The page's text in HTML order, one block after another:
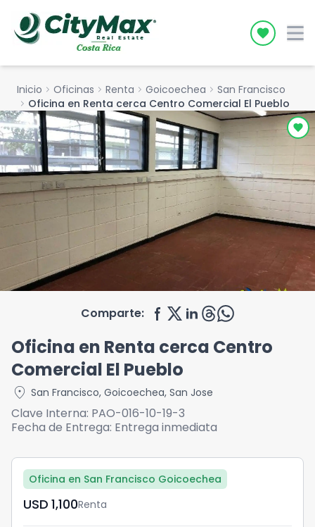
Icon
Inicio chevron_right Oficinas chevron_right Renta chevron_right Goicoechea chevron_right San Francisco
chevron_right Oficina en Renta cerca Centro Comercial El Pueblo
Comparte:
Oficina en Renta cerca Centro
Comercial El Pueblo
location_on San Francisco, Goicoechea, San Jose
Clave Interna: PAO-016-10-19-3
Fecha de Entrega: Entrega inmediata
Oficina en San Francisco Goicoechea
USD	1,100Renta